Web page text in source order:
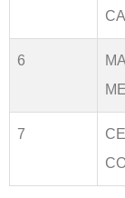
6
7